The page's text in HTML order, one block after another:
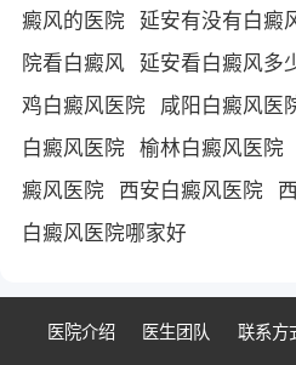
癜风的医院 延安有没有白癜
院看白癜风 延安看白癜风多
鸡白癜风医院 咸阳白癜风医
白癜风医院 榆林白癜风医院
癜风医院 西安白癜风医院
白癜风医院哪家好
医院介绍 医生团队 联系方